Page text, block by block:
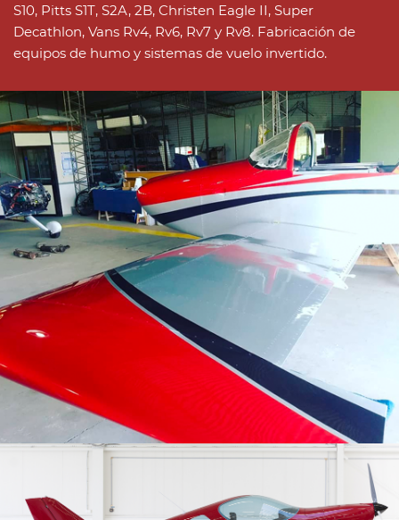
S10, Pitts S1T, S2A, 2B, Christen Eagle II, Super
Decathlon, Vans Rv4, Rv6, Rv7 y Rv8. Fabricación de
equipos de humo y sistemas de vuelo invertido.